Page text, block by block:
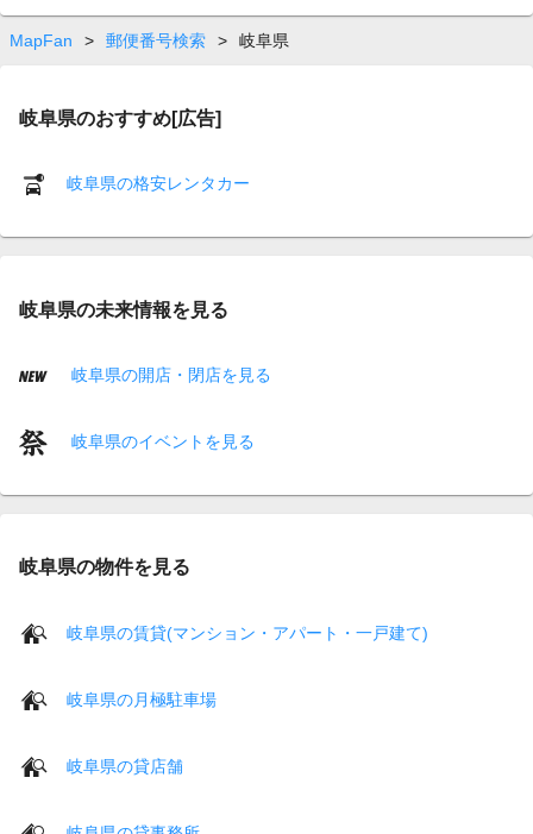
MapFan > 郵便番号検索 > 岐阜県
岐阜県のおすすめ[広告]
岐阜県の格安レンタカー
岐阜県の未来情報を見る
岐阜県の開店・閉店を見る
岐阜県のイベントを見る
岐阜県の物件を見る
岐阜県の賃貸(マンション・アパート・一戸建て)
岐阜県の月極駐車場
岐阜県の貸店舗